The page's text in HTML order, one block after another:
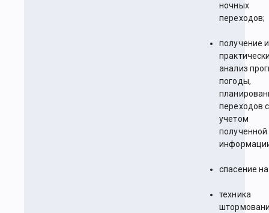
ночных
переходов;
получение и
анализ
погоды,
переходов с
учетом
полученной
спасение
техника